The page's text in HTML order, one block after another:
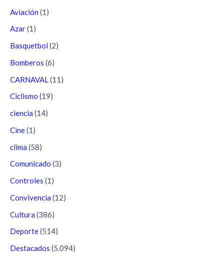
Aviación (1)
Azar(1)
Basquetbol (2)
Bomberos (6)
CARNAVAL (11)
Ciclismo (19)
ciencia (14)
Cine(1)
clima (58)
Comunicado (3)
Controles (1)
Convivencia (12)
Cultura (386)
Deporte(514)
Destacados (5.094)